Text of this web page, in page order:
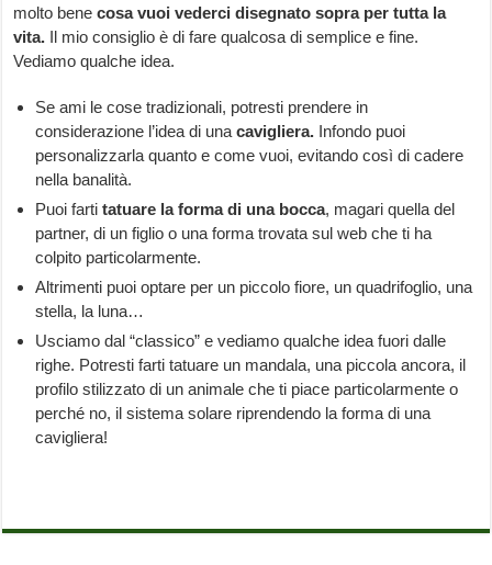
molto bene cosa vuoi vederci disegnato sopra per tutta la
vita. Il mio consiglio è di fare qualcosa di semplice e fine.
Vediamo qualche idea.
Se ami le cose tradizionali, potresti prendere in
considerazione l’idea di unacavigliera. Infondo puoi
personalizzarla quanto e come vuoi, evitando così di cadere
nella banalità.
Puoi fartitatuare la forma di una bocca, magari quella del
partner, di un figlio o una forma trovata sul web che ti ha
colpito particolarmente.
Altrimenti puoi optare per un piccolo fiore, un quadrifoglio, una
stella, la luna…
Usciamo dal “classico” e vediamo qualche idea fuori dalle
righe. Potresti farti tatuare un mandala, una piccola ancora, il
profilo stilizzato di un animale che ti piace particolarmente o
perché no, il sistema solare riprendendo la forma di una
cavigliera!